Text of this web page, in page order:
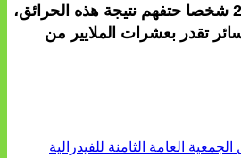
ومنذ مطلع يناير، لقي 28 شخصا حتفهم نتيجة هذه الحرائق،
تقدر بعشرات الملايير من
العامة الثامنة للفيدرالية